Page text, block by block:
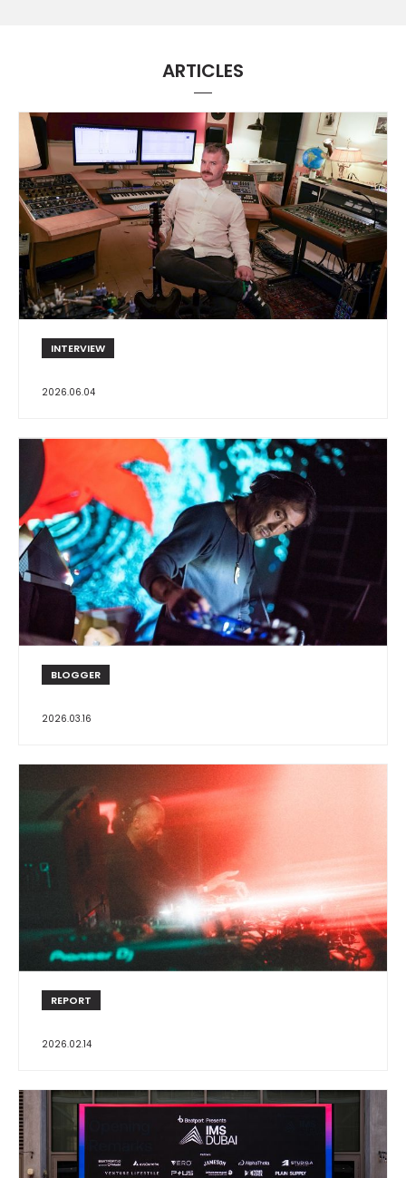
ARTICLES
INTERVIEW
2026.06.04
BLOGGER
2026.03.16
REPORT
2026.02.14